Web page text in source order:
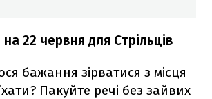
22 червня для Стрільців
бажання зірватися з місця
Пакуйте речі без зайвих